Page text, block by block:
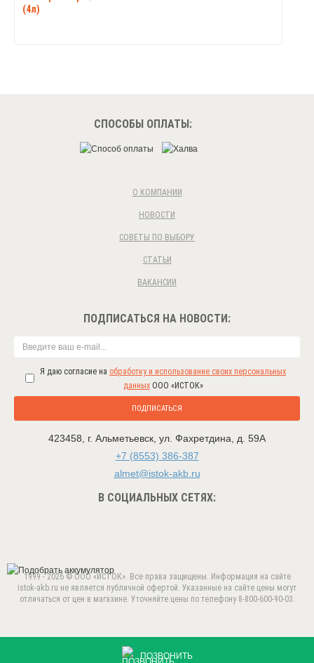
(4л)
ПОЗВОНИТЬ
СПОСОБЫ ОПЛАТЫ:
О КОМПАНИИ
НОВОСТИ
СОВЕТЫ ПО ВЫБОРУ
СТАТЬИ
ВАКАНСИИ
ПОДПИСАТЬСЯ НА НОВОСТИ:
Я даю согласие на обработку и использование своих персональных
данныхООО «ИСТОК»
ПОДПИСАТЬСЯ
423458 г. Альметьевск ул. Фахретдина, д. 59А
+7 (8553) 386-387
almet@istok-akb.ru
В СОЦИАЛЬНЫХ СЕТЯХ:
1999 - 2026 © ООО «ИСТОК». Все права защищены. Информация на сайте
istok-akb.ru не является публичной офертой. Указанные на сайте цены могут
отличаться от цен в магазине. Уточняйте цены по телефону 8-800-600-90-03.
Продолжая использовать данный сайт, вы соглашаетесь с
cookie-файлов.